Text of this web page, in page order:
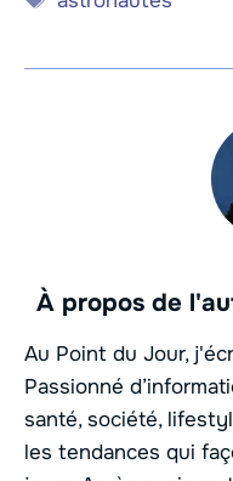
À propos de
Au Point du Jour,
Passionné
santé, société,
les tendances qui